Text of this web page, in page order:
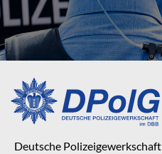
Deutsche Polizeigewerkschaft